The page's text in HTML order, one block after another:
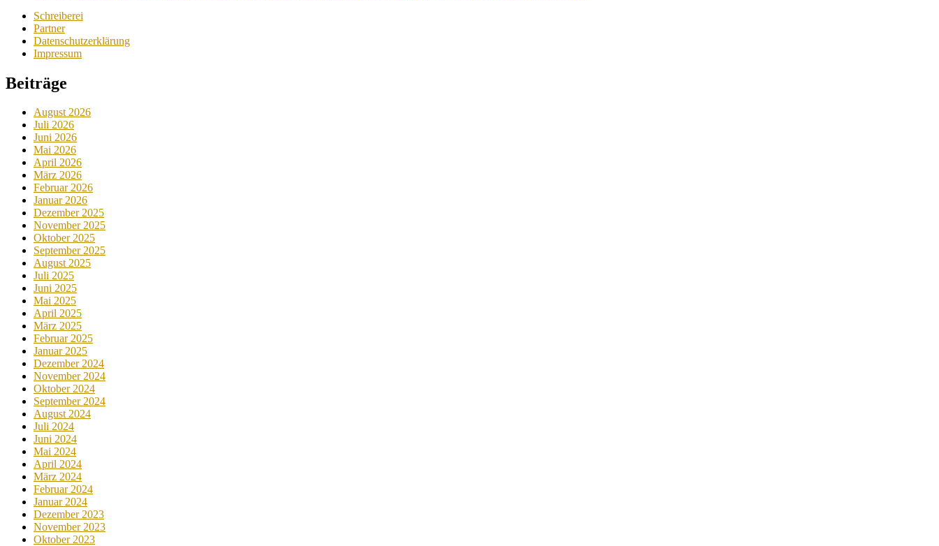
Schreiberei
Partner
Datenschutzerklärung
Impressum
Beiträge
August 2026
Juli 2026
Juni 2026
Mai 2026
April 2026
März 2026
Februar 2026
Januar 2026
Dezember 2025
November 2025
Oktober 2025
September 2025
August 2025
Juli 2025
Juni 2025
Mai 2025
April 2025
März 2025
Februar 2025
Januar 2025
Dezember 2024
November 2024
Oktober 2024
September 2024
August 2024
Juli 2024
Juni 2024
Mai 2024
April 2024
März 2024
Februar 2024
Januar 2024
Dezember 2023
November 2023
Oktober 2023